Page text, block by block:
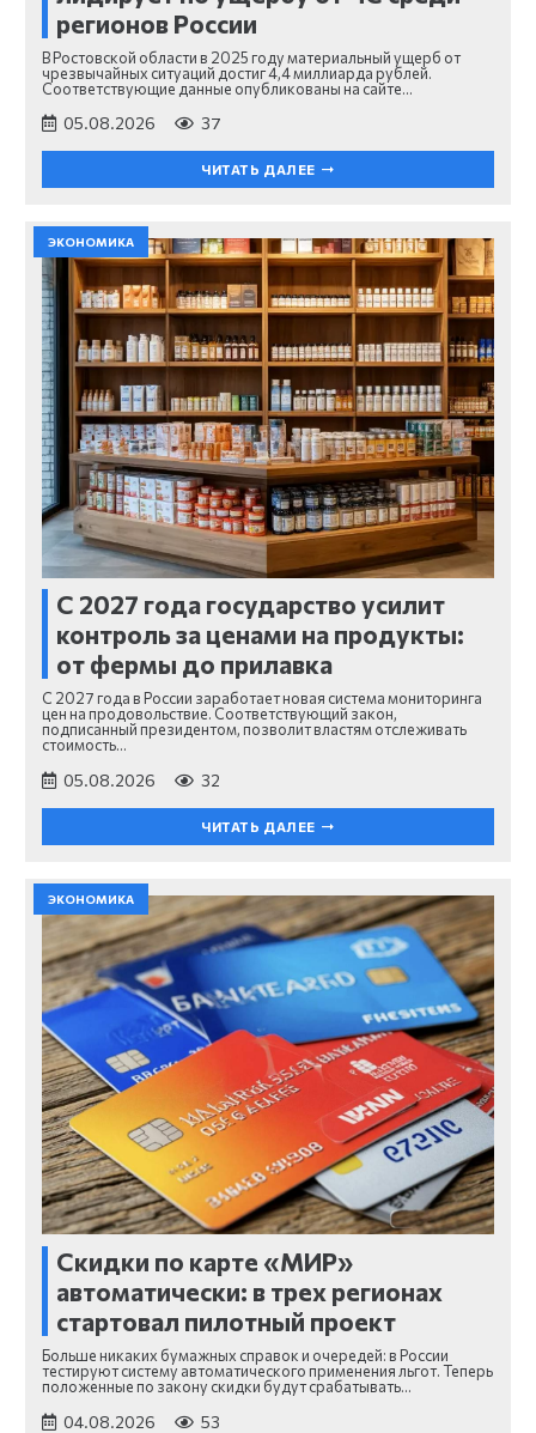
регионов России
В Ростовской области в 2025 году материальный ущерб от
чрезвычайных ситуаций достиг 4,4 миллиарда рублей.
Соответствующие данные опубликованы на сайте…
05.08.2026 37
ЧИТАТЬ ДАЛЕЕ
ЭКОНОМИКА
С 2027 года государство усилит
контроль за ценами на продукты:
от фермы до прилавка
С 2027 года в России заработает новая система мониторинга
цен на продовольствие. Соответствующий закон,
подписанный президентом, позволит властям отслеживать
стоимость…
05.08.2026 32
ЧИТАТЬ ДАЛЕЕ
ЭКОНОМИКА
Скидки по карте «МИР»
автоматически: в трех регионах
стартовал пилотный проект
Больше никаких бумажных справок и очередей: в России
тестируют систему автоматического применения льгот. Теперь
положенные по закону скидки будут срабатывать…
04.08.2026 53